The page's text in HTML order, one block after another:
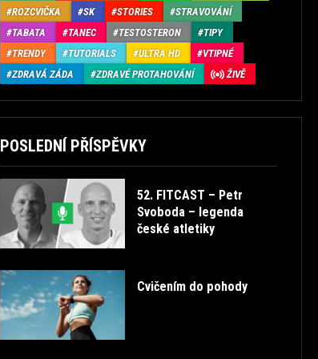
ROZCVIČKA
SK STORIES
STRAVOVÁNÍ
TABATA
TANEC TESTOSTERON
TIPY
TRENDY
TUTORIALS ULTRA HD
VTIPNÉ
ZDRAVÁ ZÁDA
ZDRAVÉ PROTAHOVÁNÍ ŽIVĚ
POSLEDNÍ PŘÍSPĚVKY
52. FITCAST – Petr
Svoboda – legenda
české atletiky
Cvičením do pohody